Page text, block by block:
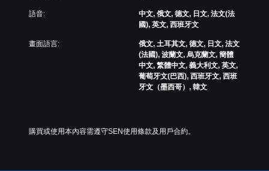
語音:
中文, 俄文, 德文, 日文, 法文(法
國), 英文, 西班牙文
畫面語言:
俄文, 土耳其文, 德文, 日文, 法文
(法國), 波蘭文, 烏克蘭文, 簡體
中文, 繁體中文, 義大利文, 英文,
葡萄牙文(巴西), 西班牙文, 西班
牙文（墨西哥）, 韓文
購買或使用本內容需遵守SEN使用條款及用戶合約。